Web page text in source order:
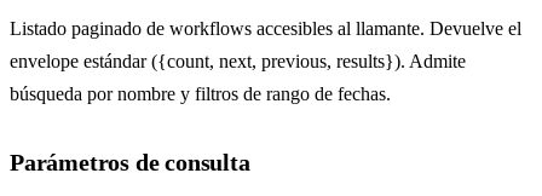
Listado paginado de workflows accesibles al llamante. Devuelve el
envelope estándar ({count, next, previous, results}). Admite
búsqueda por nombre y filtros de rango de fechas.
Parámetros de consulta